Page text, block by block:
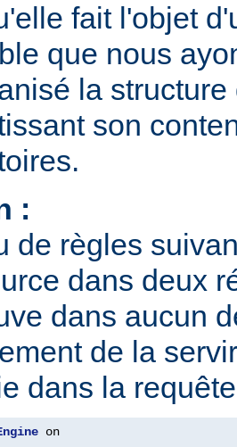
fait l'objet
que nous
la
son
:
de règles
dans deux
dans aucun
de la
dans la
on